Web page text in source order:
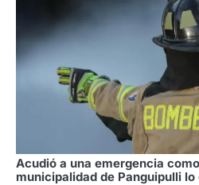
Acudió a una emergencia
municipalidad de Panguipulli